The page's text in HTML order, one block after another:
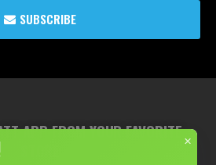
SUBSCRIBE
APP FROM YOUR FAVORITE
×